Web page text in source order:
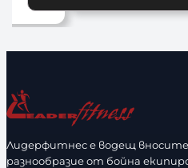
Добавяне в
Лидерфитнес е водещ
разнообразие от бойна